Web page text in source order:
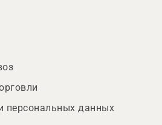
персональных данных